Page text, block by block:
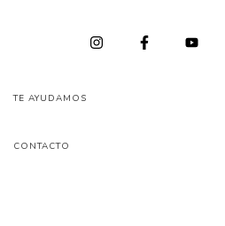
TE AYUDAMOS
CONTACTO